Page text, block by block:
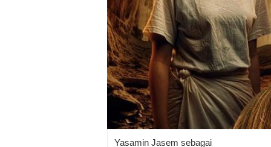
Yasamin Jasem sebagai